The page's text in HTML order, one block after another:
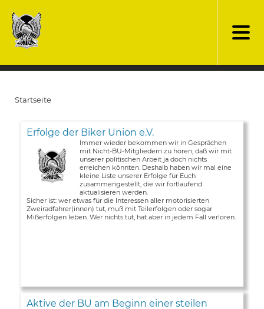
zum
Inhalt
Startseite
Erfolge der Biker Union e.V.
Immer wieder bekommen wir in Gesprächen
mit Nicht-BU-Mitgliedern zu hören, daß wir mit
unserer politischen Arbeit ja doch nichts
erreichen könnten. Deshalb haben wir mal eine
kleine Liste unserer Erfolge für Euch
zusammengestellt, die wir fortlaufend
aktualisieren werden.
Sicher ist: wer etwas für die Interessen aller motorisierten
Zweiradfahrer(innen) tut, muß mit Teilerfolgen oder sogar
Mißerfolgen leben. Wer nichts tut, hat aber in jedem Fall verloren.
Aktive der BU am Beginn einer steilen